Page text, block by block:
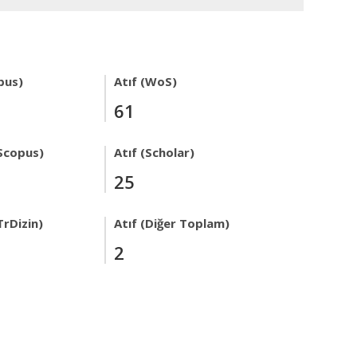
Atıf (WoS)
61
Atıf (Scholar)
25
Atıf (Diğer Toplam)
2